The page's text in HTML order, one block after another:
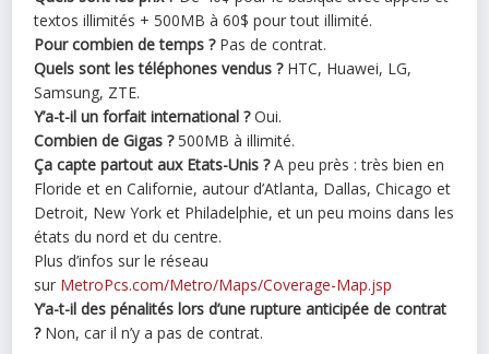
textos illimités + 500MB à 60$ pour tout illimité.
Pour combien de temps ?Pas de contrat.
Quels sont les téléphones vendus ?HTC, Huawei, LG,
Samsung, ZTE.
Y’a-t-il un forfait international ?Oui.
Combien de Gigas ?500MB à illimité.
Ça capte partout aux Etats-Unis ?A peu près : très bien en
Floride et en Californie, autour d’Atlanta, Dallas, Chicago et
Detroit, New York et Philadelphie, et un peu moins dans les
états du nord et du centre.
Plus d’infos sur le réseau
sur MetroPcs.com/Metro/Maps/Coverage-Map.jsp
Y’a-t-il des pénalités lors d’une rupture anticipée de contrat
?Non, car il n’y a pas de contrat.